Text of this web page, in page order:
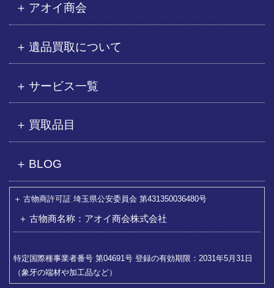
アオイ商会
遺品買取について
サービス一覧
買取品目
BLOG
古物商許可証 埼玉県公安委員会 第431350036480号
古物商名称：アオイ商会株式会社
特定国際種事業者番号 第04691号 登録の有効期限：2031年5月31日
（象牙の端材や加工品など）